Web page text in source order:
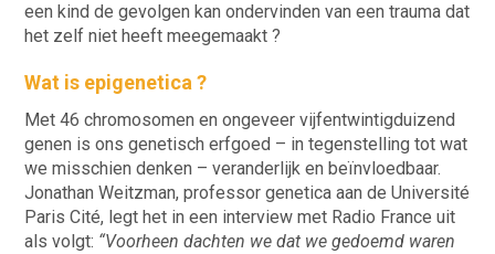
een kind de gevolgen kan ondervinden van een trauma dat
het zelf niet heeft meegemaakt ?
Wat is epigenetica ?
Met 46 chromosomen en ongeveer vijfentwintigduizend
genen is ons genetisch erfgoed – in tegenstelling tot wat
we misschien denken – veranderlijk en beïnvloedbaar.
Jonathan Weitzman, professor genetica aan de Université
Paris Cité, legt het in een interview met Radio France uit
als volgt: “Voorheen dachten we dat we gedoemd waren